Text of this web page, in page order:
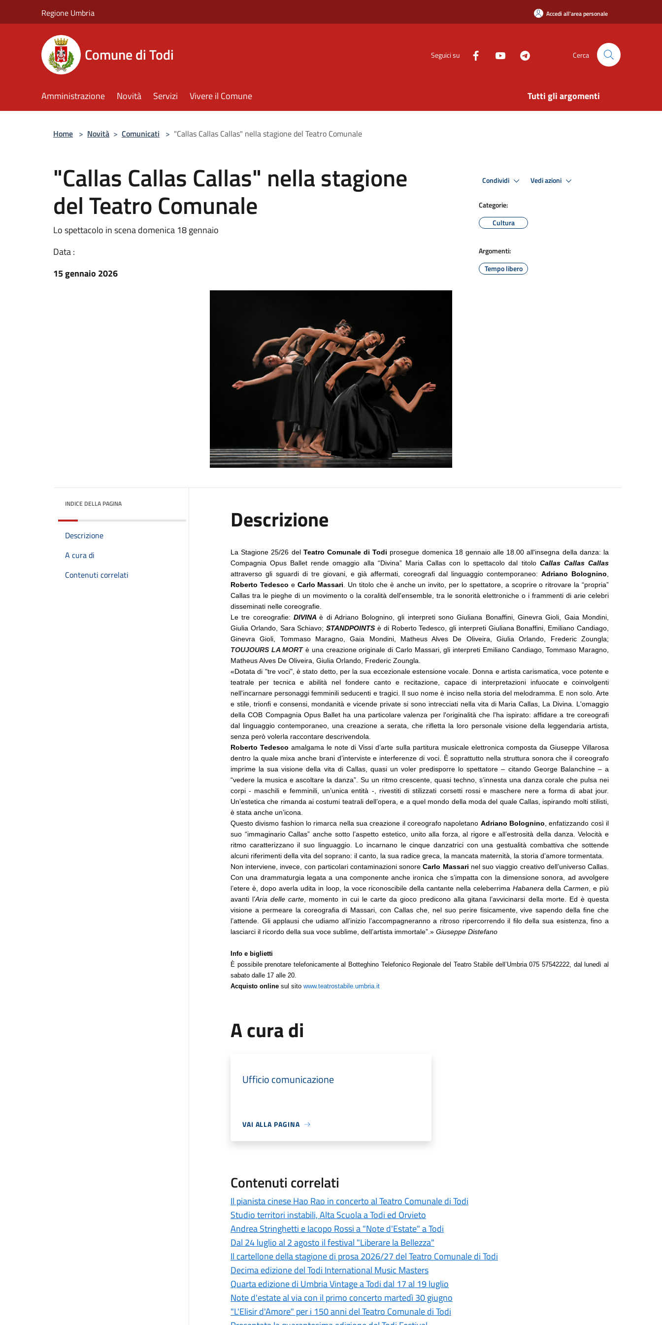
Regione Umbria Accedi all'area personale
Comune di Todi Seguici su Cerca
Amministrazione Novità Servizi Vivere il Comune Tutti gli argomenti
Home > Novità > Comunicati > "Callas Callas Callas" nella stagione del Teatro Comunale
"Callas Callas Callas" nella stagione
del Teatro Comunale
Lo spettacolo in scena domenica 18 gennaio
Data :
15 gennaio 2026
Condividi Vedi azioni
Categorie:
Cultura
Argomenti:
Tempo libero
INDICE DELLA PAGINA
Descrizione
A cura di
Contenuti correlati
Descrizione
La Stagione 25/26 del Teatro Comunale di Todi prosegue domenica 18 gennaio alle 18.00 all'insegna della danza: la
Compagnia Opus Ballet rende omaggio alla “Divina” Maria Callas con lo spettacolo dal titolo Callas Callas Callas
attraverso gli sguardi di tre giovani, e già affermati, coreografi dal linguaggio contemporaneo: Adriano Bolognino
Roberto Tedesco e Carlo Massari . Un titolo che è anche un invito, per lo spettatore, a scoprire o ritrovare la “propria”
Callas tra le pieghe di un movimento o la coralità dell'ensemble, tra le sonorità elettroniche o i frammenti di arie celebri
disseminati nelle coreografie.
Le tre coreografie: DIVINA è di Adriano Bolognino, gli interpreti sono Giuliana Bonaffini, Ginevra Gioli, Gaia Mondini,
Giulia Orlando, Sara Schiavo; STANDPOINTS è di Roberto Tedesco, gli interpreti Giuliana Bonaffini, Emiliano Candiago,
TOUJOURS LA MORT è una creazione originale di Carlo Massari, gli interpreti Emiliano Candiago, Tommaso Maragno,
Matheus Alves De Oliveira, Giulia Orlando, Frederic Zoungla.
«Dotata di "tre voci", è stato detto, per la sua eccezionale estensione vocale. Donna e artista carismatica, voce potente e
teatrale per tecnica e abilità nel fondere canto e recitazione, capace di interpretazioni infuocate e coinvolgenti
nell'incarnare personaggi femminili seducenti e tragici. Il suo nome è inciso nella storia del melodramma. E non solo. Arte
e stile, trionfi e consensi, mondanità e vicende private si sono intrecciati nella vita di Maria Callas, La Divina. L'omaggio
della COB Compagnia Opus Ballet ha una particolare valenza per l'originalità che l'ha ispirato: affidare a tre coreografi
dal linguaggio contemporaneo, una creazione a serata, che rifletta la loro personale visione della leggendaria artista,
senza però volerla raccontare descrivendola.
Roberto Tedesco amalgama le note di Vissi d’arte sulla partitura musicale elettronica composta da Giuseppe Villarosa
dentro la quale mixa anche brani d’interviste e interferenze di voci. È soprattutto nella struttura sonora che il coreografo
imprime la sua visione della vita di Callas, quasi un voler predisporre lo spettatore – citando George Balanchine – a
“vedere la musica e ascoltare la danza”. Su un ritmo crescente, quasi techno, s’innesta una danza corale che pulsa nei
corpi - maschili e femminili, un’unica entità -, rivestiti di stilizzati corsetti rossi e maschere nere a forma di abat jour.
Un’estetica che rimanda ai costumi teatrali dell’opera, e a quel mondo della moda del quale Callas, ispirando molti stilisti,
è stata anche un’icona.
Questo divismo fashion lo rimarca nella sua creazione il coreografo napoletano Adriano Bolognino , enfatizzando così il
suo “immaginario Callas” anche sotto l’aspetto estetico, unito alla forza, al rigore e all’estrosità della danza. Velocità e
ritmo caratterizzano il suo linguaggio. Lo incarnano le cinque danzatrici con una gestualità combattiva che sottende
alcuni riferimenti della vita del soprano: il canto, la sua radice greca, la mancata maternità, la storia d’amore tormentata.
Non interviene, invece, con particolari contaminazioni sonore Carlo Massari nel suo viaggio creativo dell’universo Callas.
Con una drammaturgia legata a una componente anche ironica che s’impatta con la dimensione sonora, ad avvolgere
l’etere è, dopo averla udita in loop, la voce riconoscibile della cantante nella celeberrima Habanera della Carmen , e più
avanti l’Aria delle carte , momento in cui le carte da gioco predicono alla gitana l’avvicinarsi della morte. Ed è questa
visione a permeare la coreografia di Massari, con Callas che, nel suo perire fisicamente, vive sapendo della fine che
l’attende. Gli applausi che udiamo all’inizio l’accompagneranno a ritroso ripercorrendo il filo della sua esistenza, fino a
lasciarci il ricordo della sua voce sublime, dell’artista immortale”.» Giuseppe Distefano
Info e biglietti
È possibile prenotare telefonicamente al Botteghino Telefonico Regionale del Teatro Stabile dell’Umbria 075 57542222, dal lunedì al
sabato dalle 17 alle 20.
Acquisto online sul sito www.teatrostabile.umbria.it
A cura di
Ufficio comunicazione
VAI ALLA PAGINA
Contenuti correlati
Il pianista cinese Hao Rao in concerto al Teatro Comunale di Todi
Studio territori instabili, Alta Scuola a Todi ed Orvieto
Andrea Stringhetti e Iacopo Rossi a "Note d'Estate" a Todi
Dal 24 luglio al 2 agosto il festival "Liberare la Bellezza"
Il cartellone della stagione di prosa 2026/27 del Teatro Comunale di Todi
Decima edizione del Todi International Music Masters
Quarta edizione di Umbria Vintage a Todi dal 17 al 19 luglio
Note d'estate al via con il primo concerto martedì 30 giugno
"L'Elisir d'Amore" per i 150 anni del Teatro Comunale di Todi